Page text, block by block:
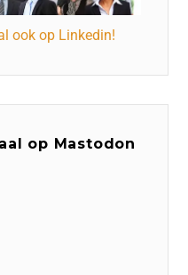
ook op Linkedin!
op Mastodon